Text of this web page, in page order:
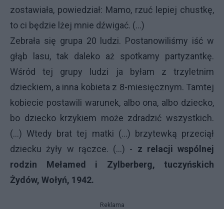
zostawiała, powiedział: Mamo, rzuć lepiej chustkę,
to ci będzie lżej mnie dźwigać. (...)
Zebrała się grupa 20 ludzi. Postanowiliśmy iść w
głąb lasu, tak daleko aż spotkamy partyzantkę.
Wśród tej grupy ludzi ja byłam z trzyletnim
dzieckiem, a inna kobieta z 8-miesięcznym. Tamtej
kobiecie postawili warunek, albo ona, albo dziecko,
bo dziecko krzykiem może zdradzić wszystkich.
(...) Wtedy brat tej matki (...) brzytewką przeciął
dziecku żyły w rączce. (...) - z relacji wspólnej
rodzin Mełamed i Zylberberg, tuczyńskich
Żydów, Wołyń, 1942.
Reklama